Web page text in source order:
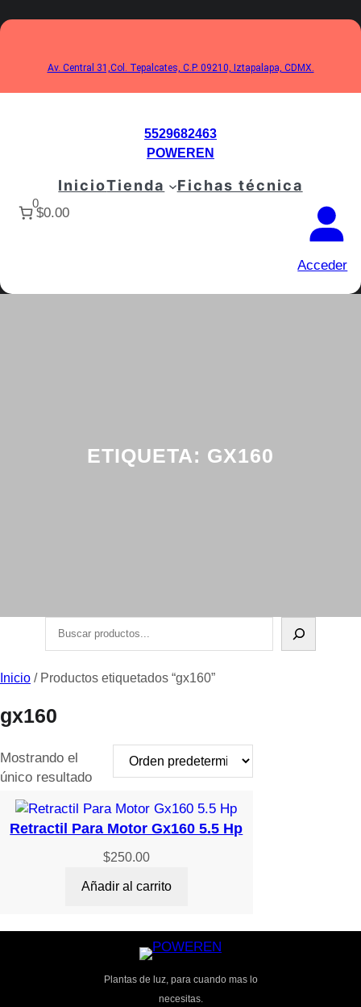
al
Av. Central 31,Col. Tepalcates, C.P. 09210, Iztapalapa, CDMX.
5529682463
POWEREN
InicioTienda Fichas técnica
0
$0.00
Acceder
ETIQUETA: GX160
Inicio / Productos etiquetados “gx160”
gx160
Mostrando el
único resultado
Retractil Para Motor Gx160 5.5 Hp
$250.00
Añadir al carrito
Plantas de luz, para cuando mas lo
necesitas.